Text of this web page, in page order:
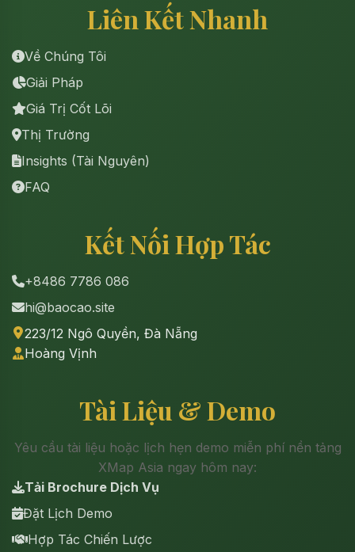
Liên Kết Nhanh
Về Chúng Tôi
Giải Pháp
Giá Trị Cốt Lõi
Thị Trường
Insights (Tài Nguyên)
FAQ
Kết Nối Hợp Tác
+8486 7786 086
hi@baocao.site
223/12 Ngô Quyền, Đà Nẵng
Hoàng Vịnh
Tài Liệu & Demo
Yêu cầu tài liệu hoặc lịch hẹn demo miễn phí nền tảng
XMap Asia ngay hôm nay:
Tải Brochure Dịch Vụ
Đặt Lịch Demo
Hợp Tác Chiến Lược